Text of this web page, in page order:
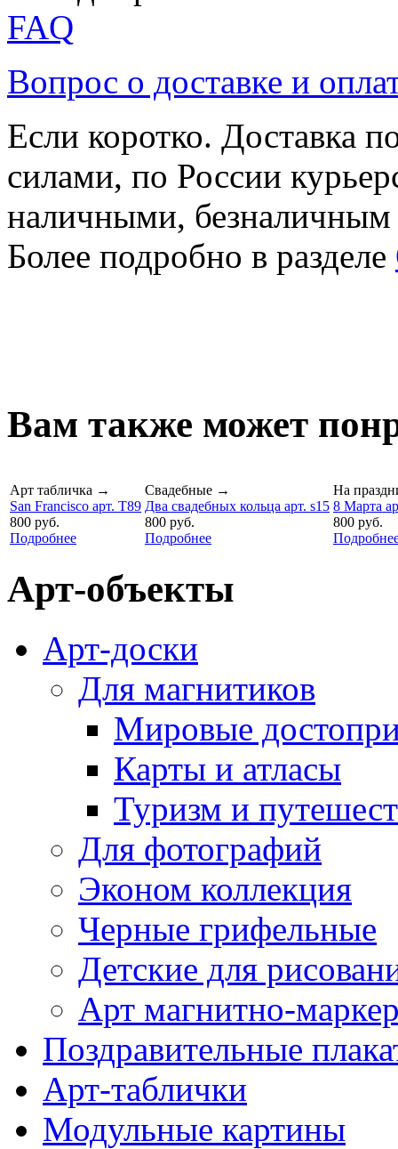
FAQ
Вопрос о доставке и
Если коротко. Доставка
силами, по России
наличными,
Более подробно в разделе
Вам также может
Арт табличка →
San Francisco арт. T89
800 руб.
Подробнее
Свадебные →
Два свадебных кольца арт. s15
800 руб.
Подробнее
На
8 Марта
800 руб.
Арт-объекты
Арт-доски
Для магнитиков
Мировые
Карты и атласы
Туризм и
Для фотографий
Эконом коллекция
Черные грифельные
Детские для
Арт магнитно-
Поздравительные
Арт-таблички
Модульные картины